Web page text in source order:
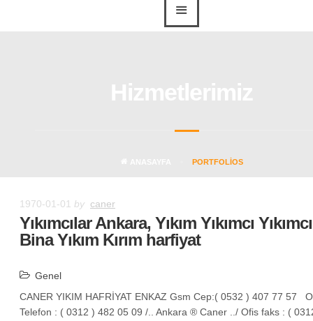
PORTFOLIOS
1970-01-01 by caner
Yıkımcılar Ankara, Yıkım Yıkımcı
Bina Yıkım Kırım harfiyat
Genel
CANER YIKIM HAFRİYAT ENKAZ Gsm Cep:( 0532 ) 407 77 57
Telefon : ( 0312 ) 482 05 09 /.. Ankara ® Caner ../ Ofis faks : (